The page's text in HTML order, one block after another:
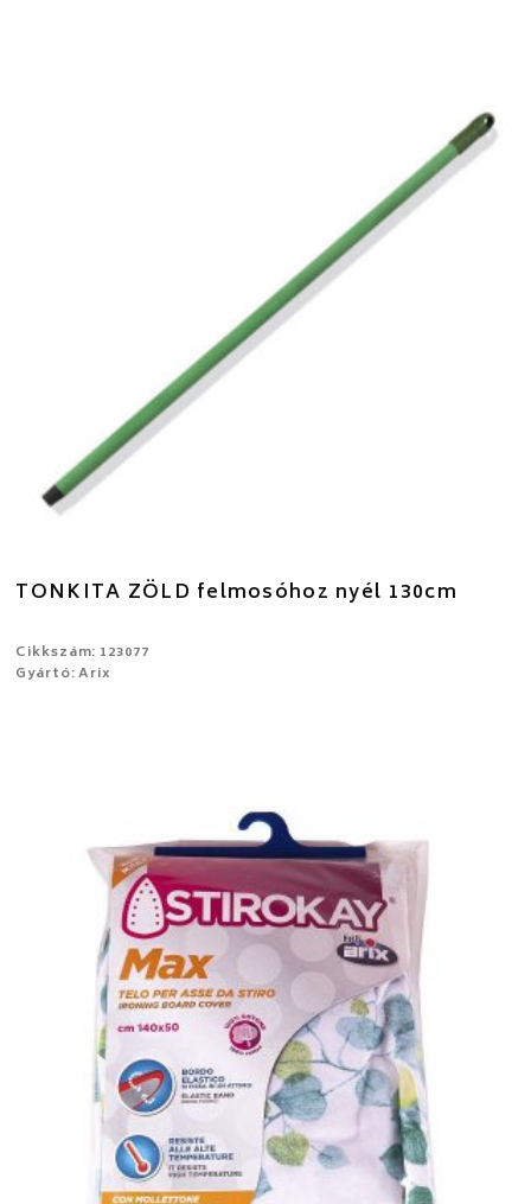
TONKITA ZÖLD felmosóhoz nyél 130cm
Cikkszám: 123077
Gyártó: Arix